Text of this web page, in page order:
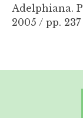
Adelphiana.
2005 / pp.